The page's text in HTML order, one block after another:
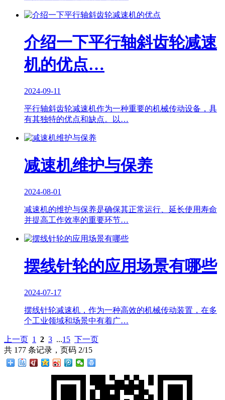
介绍一下平行轴斜齿轮减速
机的优点…
2024-09-11
平行轴斜齿轮减速机作为一种重要的机械传动设备，具
有其独特的优点和缺点。以…
减速机维护与保养
2024-08-01
减速机的维护与保养是确保其正常运行、延长使用寿命
并提高工作效率的重要环节…
摆线针轮的应用场景有哪些
2024-07-17
摆线针轮减速机，作为一种高效的机械传动装置，在多
个工业领域和场景中有着广…
上一页 1 2 3 ...15 下一页
共 177 条记录，页码 2/15